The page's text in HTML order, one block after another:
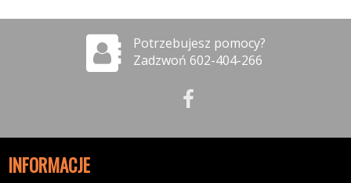
Potrzebujesz pomocy?
Zadzwoń 602-404-266
INFORMACJE